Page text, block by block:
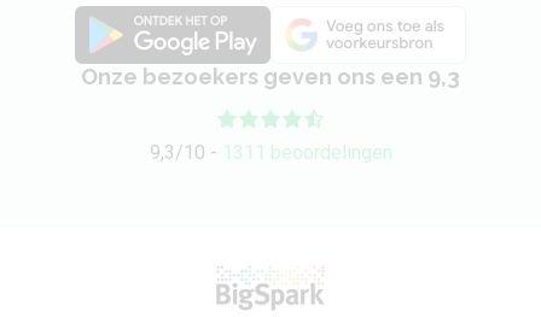
Onze bezoekers geven ons een 9,3
9,3/10 - 1311 beoordelingen